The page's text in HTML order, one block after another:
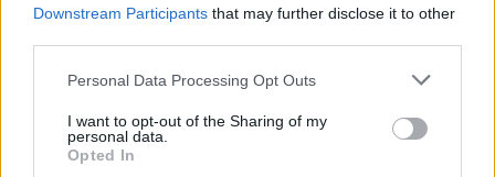
Downstream Participants that may further disclose it to other
Please note that this website/app uses one or more Google
not limited to your visit or usage behaviour. You may click to
grant or deny consent to Google and its third-party tags to
use your data for below specified purposes in below Google
Personal Data Processing Opt Outs
I want to opt-out of the Sharing of my
personal data.
Opted In